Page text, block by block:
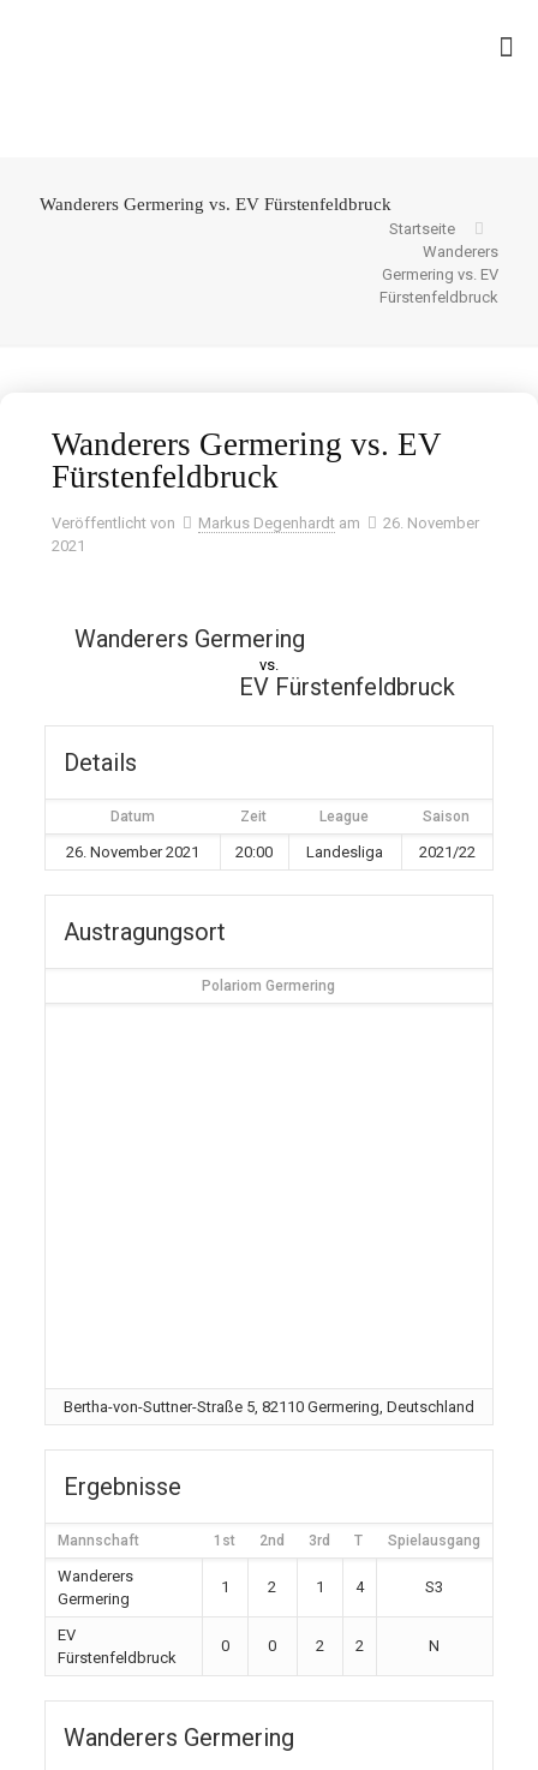
Wanderers Germering vs. EV Fürstenfeldbruck
Startseite
Wanderers
Germering vs. EV
Fürstenfeldbruck
Wanderers Germering vs. EV
Fürstenfeldbruck
Veröffentlicht von Markus Degenhardt am
26. November
2021
Wanderers Germering
vs.
EV Fürstenfeldbruck
Details
Datum Zeit League Saison
26. November 2021 20:00 Landesliga 2021/22
Austragungsort
Polariom Germering
Bertha-von-Suttner-Straße 5, 82110 Germering, Deutschland
Ergebnisse
Mannschaft 1st 2nd 3rd T Spielausgang
Wanderers
Germering
1 2 1 4 S3
EV
Fürstenfeldbruck
0 0 2 2 N
Wanderers Germering